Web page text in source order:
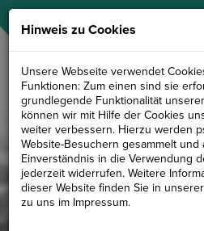
NAVIGATION
Hinweis zu Cookies
Unsere Webseite verwendet
Funktionen: Zum einen sind sie
grundlegende Funktionalität
können wir mit Hilfe der Cookies
weiter verbessern. Hierzu werden
Website-Besuchern gesammelt und
Einverständnis in die Verwendung
jederzeit widerrufen. Weitere
dieser Website finden Sie in unserer
zu uns im Impressum.